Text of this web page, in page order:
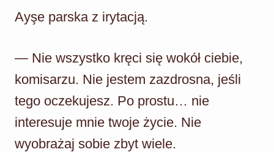
Ayşe parska z irytacją.
— Nie wszystko kręci się wokół ciebie,
komisarzu. Nie jestem zazdrosna, jeśli
tego oczekujesz. Po prostu… nie
interesuje mnie twoje życie. Nie
wyobrażaj sobie zbyt wiele.